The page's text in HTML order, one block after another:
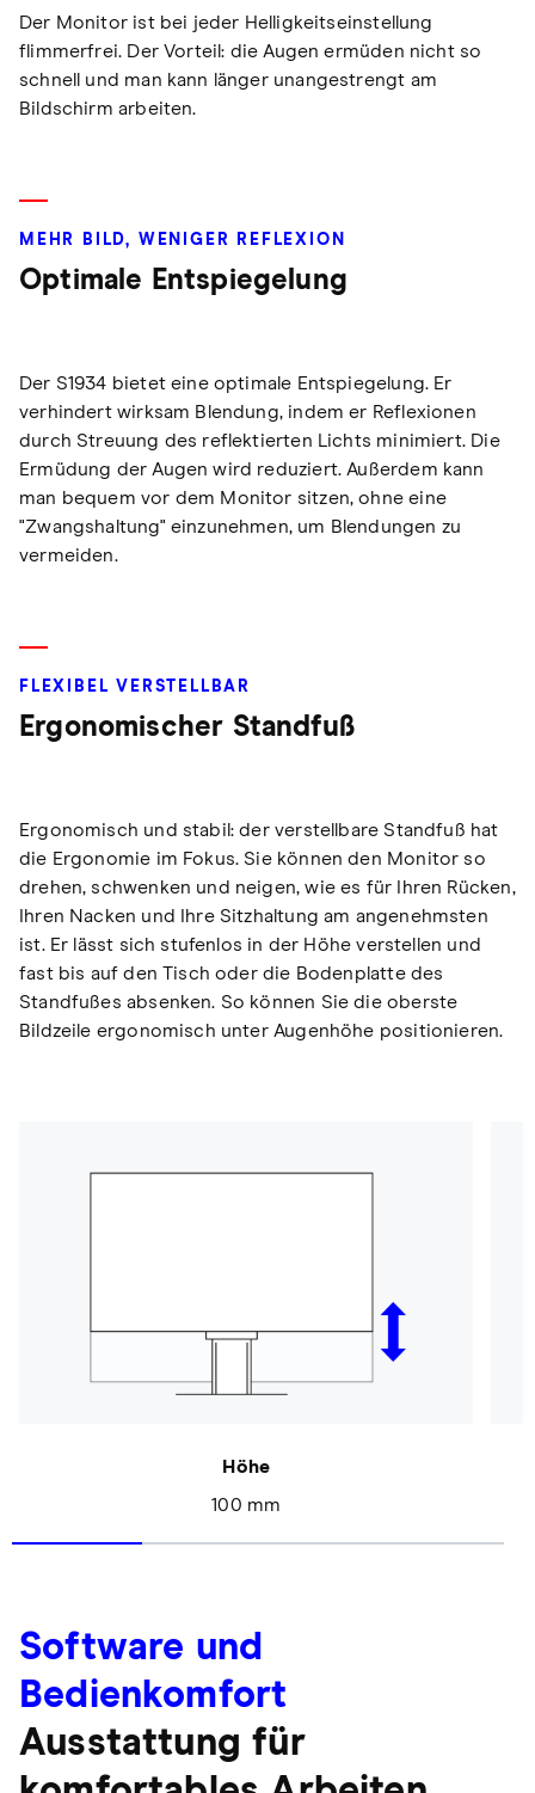
Der Monitor ist bei jeder Helligkeitseinstellung
flimmerfrei. Der Vorteil: die Augen ermüden nicht so
schnell und man kann länger unangestrengt am
Bildschirm arbeiten.
MEHR BILD, WENIGER REFLEXION
Optimale Entspiegelung
Der S1934 bietet eine optimale Entspiegelung. Er
verhindert wirksam Blendung, indem er Reflexionen
durch Streuung des reflektierten Lichts minimiert. Die
Ermüdung der Augen wird reduziert. Außerdem kann
man bequem vor dem Monitor sitzen, ohne eine
"Zwangshaltung" einzunehmen, um Blendungen zu
vermeiden.
FLEXIBEL VERSTELLBAR
Ergonomischer Standfuß
Ergonomisch und stabil: der verstellbare Standfuß hat
die Ergonomie im Fokus. Sie können den Monitor so
drehen, schwenken und neigen, wie es für Ihren Rücken,
Ihren Nacken und Ihre Sitzhaltung am angenehmsten
ist. Er lässt sich stufenlos in der Höhe verstellen und
fast bis auf den Tisch oder die Bodenplatte des
Standfußes absenken. So können Sie die oberste
Bildzeile ergonomisch unter Augenhöhe positionieren.
Höhe
100 mm
Software und
Bedienkomfort
Ausstattung für